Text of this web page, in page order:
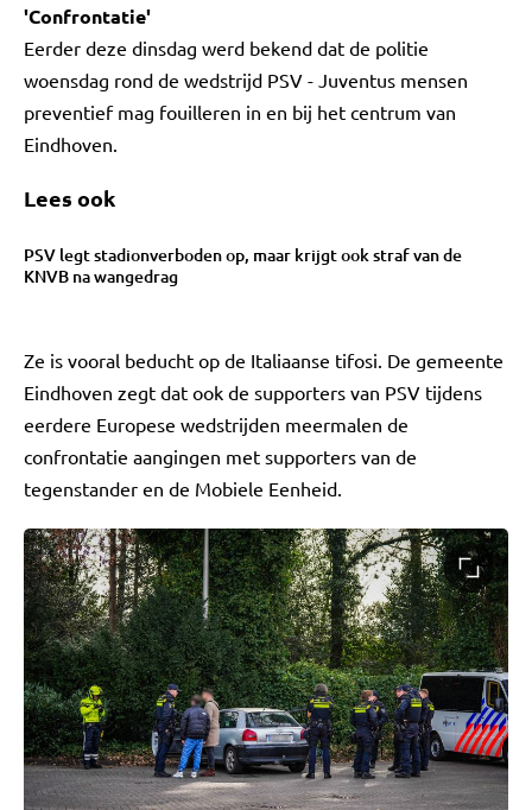
'Confrontatie'
Eerder deze dinsdag werd bekend dat de politie
woensdag rond de wedstrijd PSV - Juventus mensen
preventief mag fouilleren in en bij het centrum van
Eindhoven.
Lees ook
PSV legt stadionverboden op, maar krijgt ook straf van de
KNVB na wangedrag
Ze is vooral beducht op de Italiaanse tifosi. De gemeente
Eindhoven zegt dat ook de supporters van PSV tijdens
eerdere Europese wedstrijden meermalen de
confrontatie aangingen met supporters van de
tegenstander en de Mobiele Eenheid.